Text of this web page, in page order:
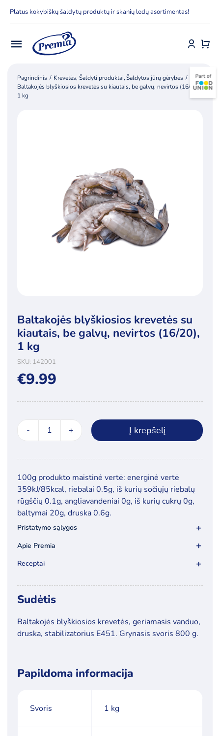
Platus kokybiškų šaldytų produktų ir skanių ledų asortimentas!
Toggle
Navigation
Pradžia
E-parduotuvė
Pagrindinis Krevetės Šaldyti produktai Šaldytos jūrų gėrybės
Baltakojės blyškiosios krevetės su kiautais, be galvų, nevirtos (16/20),
1 kg
Baltakojės blyškiosios krevetės su
kiautais, be galvų, nevirtos (16/20),
1 kg
SKU: 142001
€9.99
produkto
Baltakojės
krevetės
su
kiautais,
be
galvų,
nevirtos
Į krepšelį
100g produkto maistinė vertė: energinė vertė
359kJ/85kcal, riebalai 0.5g, iš kurių sočiųjų riebalų
rūgščių 0.1g, angliavandeniai 0g, iš kurių cukrų 0g,
baltymai 20g, druska 0.6g.
Pristatymo sąlygos
Apie Premia
Receptai
Sudėtis
Baltakojės blyškiosios krevetės, geriamasis vanduo,
druska, stabilizatorius E451. Grynasis svoris 800 g.
Papildoma informacija
Svoris 1 kg